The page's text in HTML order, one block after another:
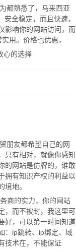
都熟悉了，马来西亚
全稳定，而且快速，
影响你的网站访问，而
用。价格也优惠，
心的选择
朋友都希望自己的网
只有相对，就像你感知
的网站是仿牌的，谁敢
拥有知识产权的利益以
地。
商的实力，你的网站
，而不被封，我这里可
好，可以第一时间知道
：ip跳转、ip绑定、域
技术在，不能保证